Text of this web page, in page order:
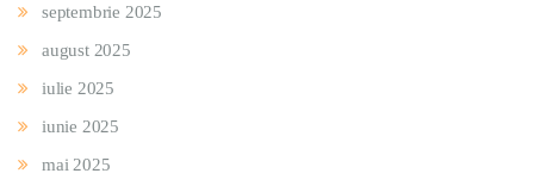
septembrie 2025
august 2025
iulie 2025
iunie 2025
mai 2025